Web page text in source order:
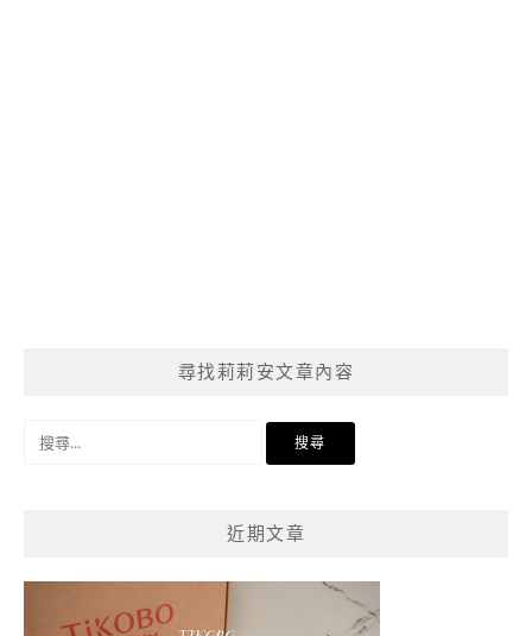
尋找莉莉安文章內容
近期文章